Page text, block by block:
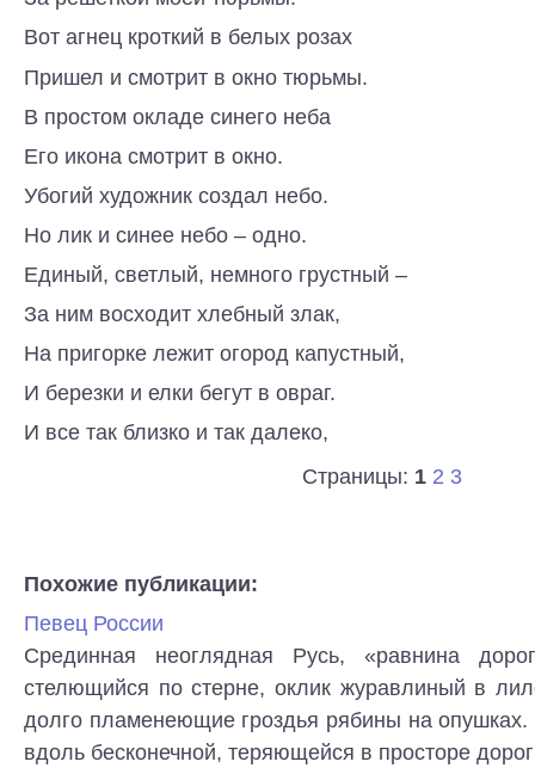
Вот агнец кроткий в белых розах
Пришел и смотрит в окно тюрьмы.
В простом окладе синего неба
Его икона смотрит в окно.
Убогий художник создал небо.
Но лик и синее небо – одно.
Единый, светлый, немного грустный –
За ним восходит хлебный злак,
На пригорке лежит огород капустный,
И березки и елки бегут в овраг.
И все так близко и так далеко,
Страницы: 1 2 3
Похожие публикации:
Певец России
Срединная неоглядная Русь, «равнина
стелющийся по стерне, оклик журавлиный в
долго пламенеющие гроздья рябины на
вдоль бесконечной, теряющейся в просторе